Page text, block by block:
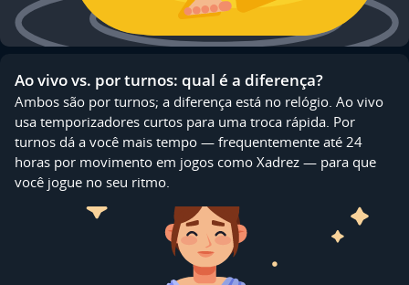
Ao vivo vs. por turnos: qual é a diferença?
Ambos são por turnos; a diferença está no relógio. Ao vivo
usa temporizadores curtos para uma troca rápida. Por
turnos dá a você mais tempo — frequentemente até 24
horas por movimento em jogos como Xadrez — para que
você jogue no seu ritmo.